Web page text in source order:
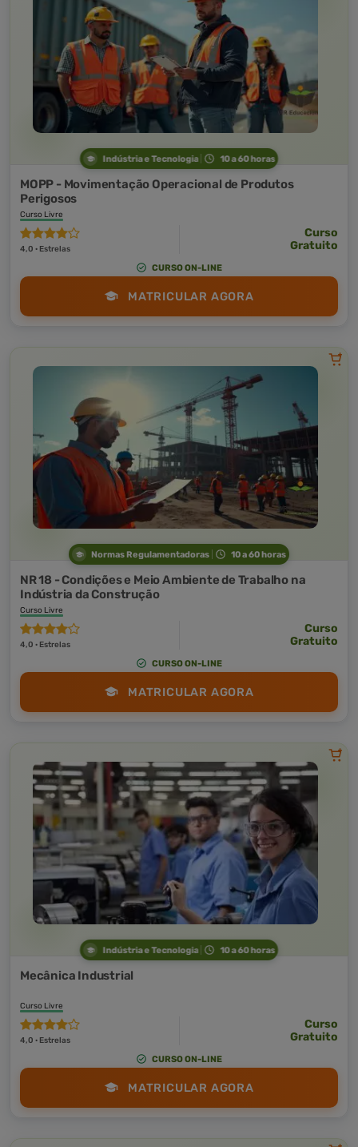
Indústria e Tecnologia 10 a 60 horas
MOPP - Movimentação Operacional de Produtos
Perigosos
Curso Livre
4,0 · Estrelas
Curso
Gratuito
CURSO ON-LINE
MATRICULAR AGORA
Normas Regulamentadoras 10 a 60 horas
NR 18 - Condições e Meio Ambiente de Trabalho na
Indústria da Construção
Curso Livre
4,0 · Estrelas
Curso
Gratuito
CURSO ON-LINE
MATRICULAR AGORA
Indústria e Tecnologia 10 a 60 horas
Mecânica Industrial
Curso Livre
4,0 · Estrelas
Curso
Gratuito
CURSO ON-LINE
MATRICULAR AGORA